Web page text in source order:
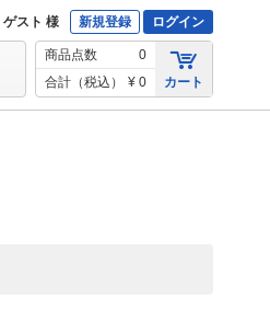
ゲスト 様 新規登録 ログイン
商品点数
0
合計（税込）
¥ 0 カート